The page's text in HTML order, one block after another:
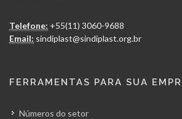
Telefone: +55(11) 3060-9688
Email: sindiplast@sindiplast.org.br
FERRAMENTAS PARA SUA
Números do setor